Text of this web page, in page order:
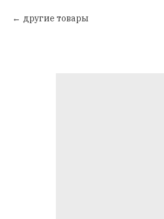
другие товары